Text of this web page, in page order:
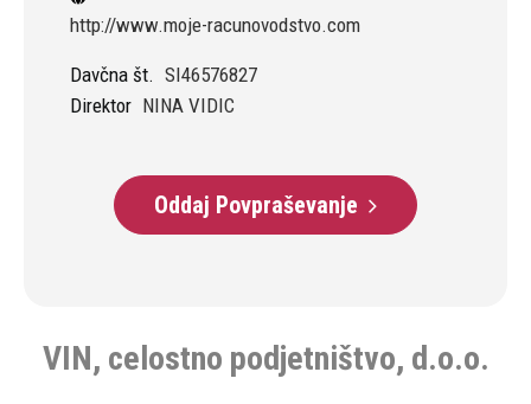
http://www.moje-racunovodstvo.com
Davčna št. SI46576827
Direktor NINA VIDIC
Oddaj Povpraševanje
VIN, celostno podjetništvo, d.o.o.